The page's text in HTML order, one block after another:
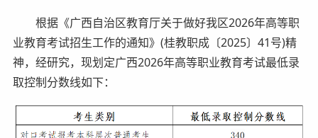
根据《广西自治区教育厅关于做好我区2026年高等职
业教育考试招生工作的通知》(桂教职成〔2025〕41号)精
神，经研究，现划定广西2026年高等职业教育考试最低录
取控制分数线如下：